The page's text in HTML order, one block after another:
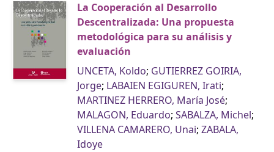
La Cooperación al Desarrollo
Descentralizada: Una propuesta
metodológica para su análisis y
evaluación
UNCETA, Koldo; GUTIERREZ GOIRIA,
Jorge; LABAIEN EGIGUREN, Irati;
MARTINEZ HERRERO, María José;
MALAGON, Eduardo; SABALZA, Michel;
VILLENA CAMARERO, Unai; ZABALA,
Idoye